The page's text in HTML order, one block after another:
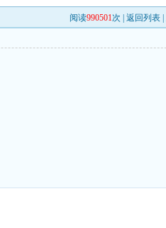
阅读990501次 |返回列表